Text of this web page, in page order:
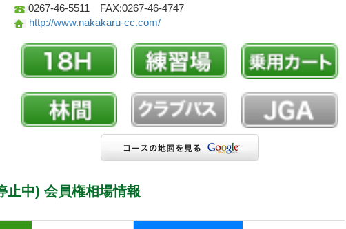
0267-46-5511 FAX:0267-46-4747
http://www.nakakaru-cc.com/
止中) 会員権相場情報